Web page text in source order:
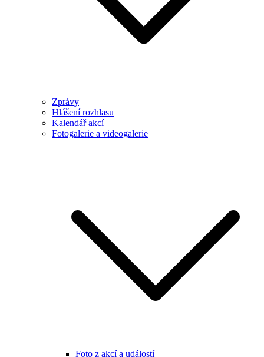
Zprávy
Hlášení rozhlasu
Kalendář akcí
Fotogalerie a videogalerie
Foto z akcí a událostí